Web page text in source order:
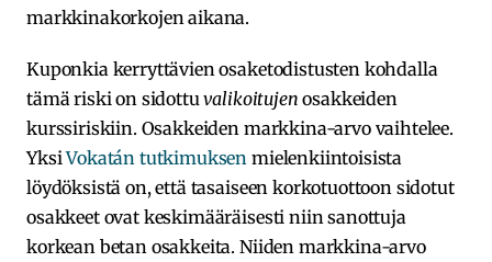
markkinakorkojen aikana.
Kuponkia kerryttävien osaketodistusten kohdalla
tämä riski on sidottuvalikoitujen osakkeiden
kurssiriskiin. Osakkeiden markkina-arvo vaihtelee.
YksiVokatán tutkimuksen mielenkiintoisista
löydöksistä on, että tasaiseen korkotuottoon sidotut
osakkeet ovat keskimääräisesti niin sanottuja
korkean betan osakkeita. Niiden markkina-arvo